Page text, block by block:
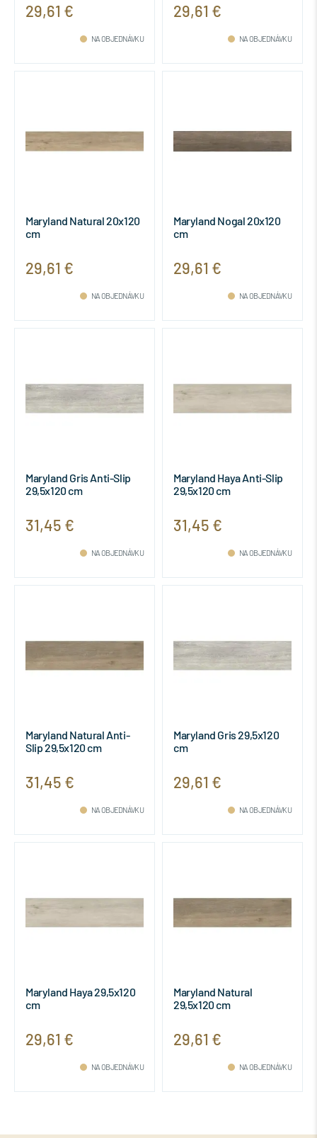
29,61 €
NA OBJEDNÁVKU
29,61 €
NA OBJEDNÁVKU
Maryland Natural 20x120
cm
29,61 €
NA OBJEDNÁVKU
Maryland Nogal 20x120
cm
29,61 €
NA OBJEDNÁVKU
Maryland Gris Anti-Slip
29,5x120 cm
31,45 €
NA OBJEDNÁVKU
Maryland Haya Anti-Slip
29,5x120 cm
31,45 €
NA OBJEDNÁVKU
Maryland Natural Anti-
Slip 29,5x120 cm
31,45 €
NA OBJEDNÁVKU
Maryland Gris 29,5x120
cm
29,61 €
NA OBJEDNÁVKU
Maryland Haya 29,5x120
cm
29,61 €
NA OBJEDNÁVKU
Maryland Natural
29,5x120 cm
29,61 €
NA OBJEDNÁVKU